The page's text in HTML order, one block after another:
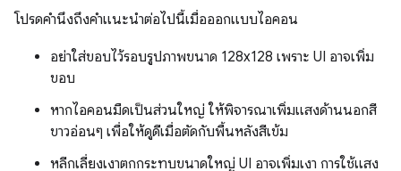
โปรดคำนึงถึงคำแนะนำต่อไปนี้เมื่อออกแบบไอคอน
อย่าใส่ขอบไว้รอบรูปภาพขนาด 128x128 เพราะ UI อาจเพิ่ม
ขอบ
หากไอคอนมืดเป็นส่วนใหญ่ ให้พิจารณาเพิ่มแสงด้านนอกสี
ขาวอ่อนๆ เพื่อให้ดูดีเมื่อตัดกับพื้นหลังสีเข้ม
หลีกเลี่ยงเงาตกกระทบขนาดใหญ่ UI อาจเพิ่มเงา การใช้แสง